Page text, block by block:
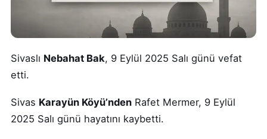
Sivaslı Nebahat Bak, 9 Eylül 2025 Salı günü vefat
etti.
Sivas Karayün Köyü’nden Rafet Mermer, 9 Eylül
2025 Salı günü hayatını kaybetti.